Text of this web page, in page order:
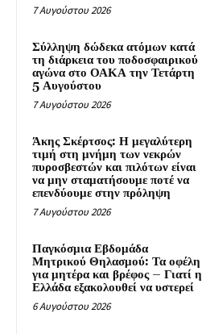
7 Αυγούστου 2026
Σύλληψη δώδεκα ατόμων κατά
τη διάρκεια του ποδοσφαιρικού
αγώνα στο ΟΑΚΑ την Τετάρτη
5 Αυγούστου
7 Αυγούστου 2026
Άκης Σκέρτσος: Η μεγαλύτερη
τιμή στη μνήμη των νεκρών
πυροσβεστών και πιλότων είναι
να μην σταματήσουμε ποτέ να
επενδύουμε στην πρόληψη
7 Αυγούστου 2026
Παγκόσμια Εβδομάδα
Μητρικού Θηλασμού: Τα οφέλη
για μητέρα και βρέφος – Γιατί η
Ελλάδα εξακολουθεί να υστερεί
6 Αυγούστου 2026